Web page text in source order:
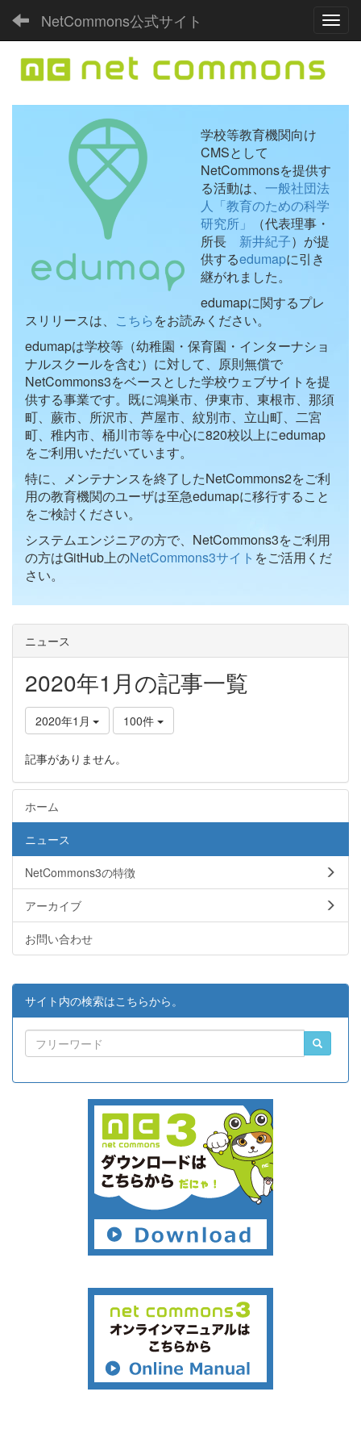
NetCommons公式サイト
学校等教育機関向け
CMSとして
NetCommonsを提供す
る活動は、 一般社団法
人「教育のための科学
研究所」
（代表理事・
所長 新井紀子）が提
供するedumapに引き
継がれました。
edumapに関するプレ
スリリースは、 こちらをお読みください。
edumapは学校等（幼稚園・保育園・インターナショ
ナルスクールを含む）に対して、原則無償で
NetCommons3をベースとした学校ウェブサイトを提
供する事業です。既に鴻巣市、伊東市、東根市、那須
町、蕨市、所沢市、芦屋市、紋別市、立山町、二宮
町、稚内市、桶川市等を中心に820校以上にedumap
をご利用いただいています。
特に、メンテナンスを終了したNetCommons2をご利
用の教育機関のユーザは至急edumapに移行すること
をご検討ください。
システムエンジニアの方で、NetCommons3をご利用
の方はGitHub上のNetCommons3サイト をご活用くだ
さい。
ニュース
2020年1月の記事一覧
2020年1月 100件
記事がありません。
ホーム
ニュース
NetCommons3の特徴
アーカイブ
お問い合わせ
サイト内の検索はこちらから。